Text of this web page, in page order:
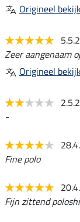
Origineel
Zeer aangenaam
Origineel
-
Fine polo
Fijn zittend